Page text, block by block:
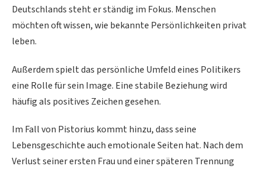
Deutschlands steht er ständig im Fokus. Menschen
möchten oft wissen, wie bekannte Persönlichkeiten privat
leben.
Außerdem spielt das persönliche Umfeld eines Politikers
eine Rolle für sein Image. Eine stabile Beziehung wird
häufig als positives Zeichen gesehen.
Im Fall von Pistorius kommt hinzu, dass seine
Lebensgeschichte auch emotionale Seiten hat. Nach dem
Verlust seiner ersten Frau und einer späteren Trennung